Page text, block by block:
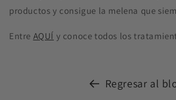
productos y consigue la melena que
Entre AQUÍ y conoce todos los
Regresar al